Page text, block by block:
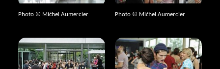
Photo © Michel Aumercier Photo © Michel Aumercier